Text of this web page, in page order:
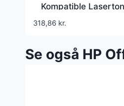
Kompatible
318,86 kr.
Se også HP